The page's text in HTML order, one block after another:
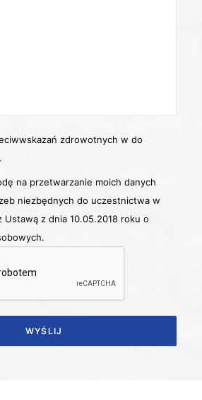
zdrowotnych w do
na przetwarzanie moich danych
niezbędnych do uczestnictwa w
z dnia 10.05.2018 roku o